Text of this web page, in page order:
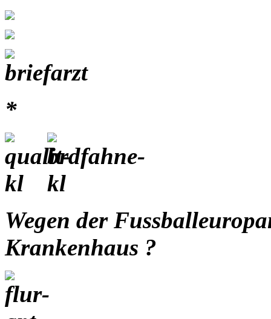
*
Wegen der
Krankenhaus ?